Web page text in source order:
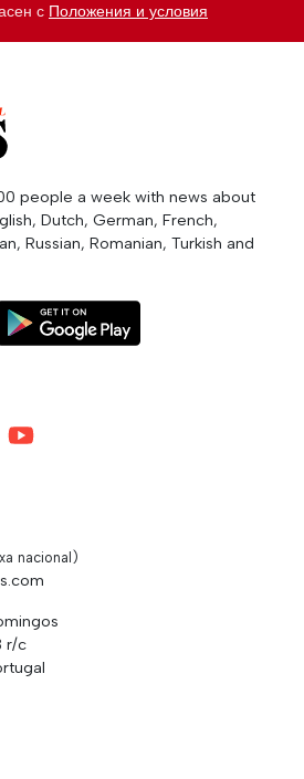
с Положения и условия
people a week with news about
Dutch, German, French,
Russian, Romanian, Turkish and
nacional)
r/c